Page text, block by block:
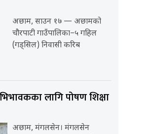
अछाम, साउन १७ — अछामको
चौरपाटी गाउँपालिका–५ गहिल
(गड्सिल) निवासी करिब
लागि पोषण शिक्षा
अछाम, मंगलसेन। मंगलसेन